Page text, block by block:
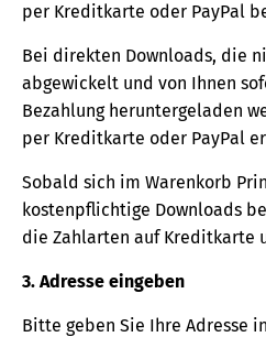
per Kreditkarte oder PayPal
Bei direkten Downloads, die
abgewickelt und von Ihnen
Bezahlung heruntergeladen
per Kreditkarte oder PayPal
Sobald sich im Warenkorb
kostenpflichtige Downloads
die Zahlarten auf Kreditkarte
3. Adresse eingeben
Bitte geben Sie Ihre Adresse